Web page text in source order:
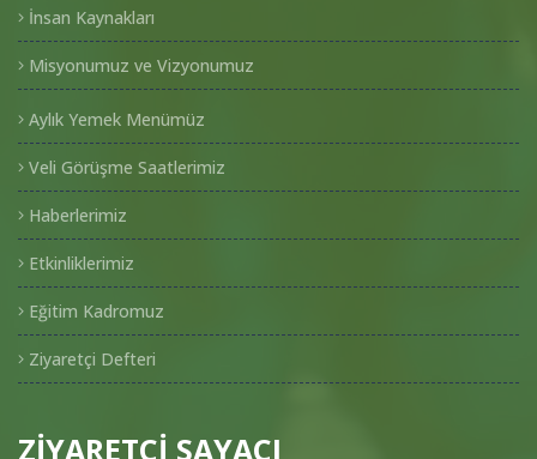
İnsan Kaynakları
Misyonumuz ve Vizyonumuz
Aylık Yemek Menümüz
Veli Görüşme Saatlerimiz
Haberlerimiz
Etkinliklerimiz
Eğitim Kadromuz
Ziyaretçi Defteri
ZİYARETÇİ SAYACI